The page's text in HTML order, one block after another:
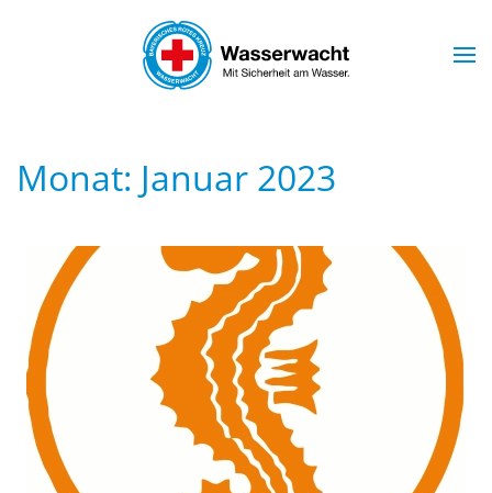
Skip to main content
Monat: Januar 2023